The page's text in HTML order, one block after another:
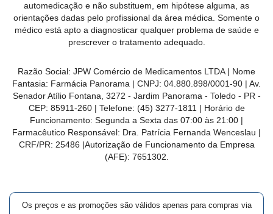
automedicação e não substituem, em hipótese alguma, as
orientações dadas pelo profissional da área médica. Somente o
médico está apto a diagnosticar qualquer problema de saúde e
prescrever o tratamento adequado.
Razão Social: JPW Comércio de Medicamentos LTDA | Nome
Fantasia: Farmácia Panorama | CNPJ: 04.880.898/0001-90 | Av.
Senador Atílio Fontana, 3272 - Jardim Panorama - Toledo - PR -
CEP: 85911-260 | Telefone: (45) 3277-1811 | Horário de
Funcionamento: Segunda a Sexta das 07:00 às 21:00 |
Farmacêutico Responsável: Dra. Patrícia Fernanda Wenceslau |
CRF/PR: 25486 |Autorização de Funcionamento da Empresa
(AFE): 7651302.
Os preços e as promoções são válidos apenas para compras via